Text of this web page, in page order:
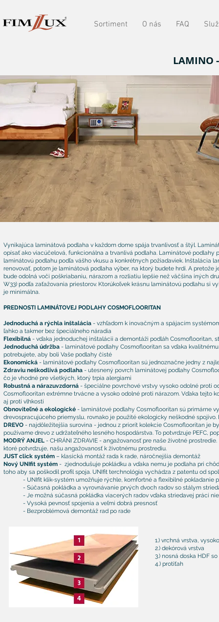
Sortiment O nás FAQ
LAMINO
Vynikajúca laminátová podlaha v každom dome spája trvanlivosť a štýl.
opísať ako viacúčelová, funkcionálna a trvanlivá podlaha. Laminátové
laminátovú podlahu podľa vášho vkusu a konkrétnych požiadaviek. Inštalácia
renovovať, potom je laminátová podlaha výber, na ktorý budete hrdí. A
bude odolná voči poškriabaniu, nárazom a rozliatiu lepšie než väčšina iných
W33) podľa zaťažovania priestorov. Ktorúkoľvek krásnu laminátovú podlahu si
je minimálna.
PREDNOSTI LAMINÁTOVEJ PODLAHY COSMOFLOORITAN
Jednoduchá a rýchla inštalácia - vzhľadom k inovačným a spájacím
ľahko a takmer bez špeciálneho náradia
Flexibilná - vďaka jednoduchej inštalácii a demontáži podláh Cosmoflooritan,
Jednoduchá údržba - laminátové podlahy Cosmoflooritan sa vďaka
potrebujete, aby boli Vaše podlahy čisté
Ekonomická - laminátové podlahy Cosmoflooritan sú jednoznačne jedny z
Zdraviu neškodlivá podlaha - utesnený povrch laminátovej podlahy
čo je vhodné pre všetkých, ktorý trpia alergiami
Robustná a nárazuvzdorná - špeciálne povrchové vrstvy vysoko odolné proti
Cosmoflooritan extrémne trvácne a vysoko odolné proti nárazom. Vďaka tejto
aj proti vlhkosti
Obnoviteľné a ekologické - laminátové podlahy Cosmoflooritan sú primárne
drevospracujúceho priemyslu, rovnako je použité ekologicky neškodné
DREVO - najdôležitejšia surovina - jednou z priorít kolekcie Cosmoflooritan je
používame drevo z udržateľného lesného hospodárstva. To potvrdzuje PEFC,
MODRÝ ANJEL - CHRÁNI ZDRAVIE - angažovanosť pre naše životné
ktoré potvrdzuje, našu angažovanosť k životnému prostrediu.
JUST click systém – klasická montáž rada k rade, náročnejšia demontáž
Nový UNIfit systém - zjednodušuje pokládku a vďaka nemu je podlaha pri
toho aby sa poškodil profil spoja. UNIfit terchnológia vychádza z patentu od
- UNIfit klik-systém umožňuje rýchle, komfortné a flexibilné pokladanie
- Súčasná pokládka a vyrovnávanie prvých dvoch radov so stálym
- Je možná súčasná pokládka viacerých radov vďaka striedavej práci
- Vysoká pevnosť spojenia a veľmi dobrá presnosť
- Bezproblémová demontáž rad po rade
1.) vrchná vrstva,
2.) dekórová vrstva
3.) nosná doska HDF
4.) protiťah